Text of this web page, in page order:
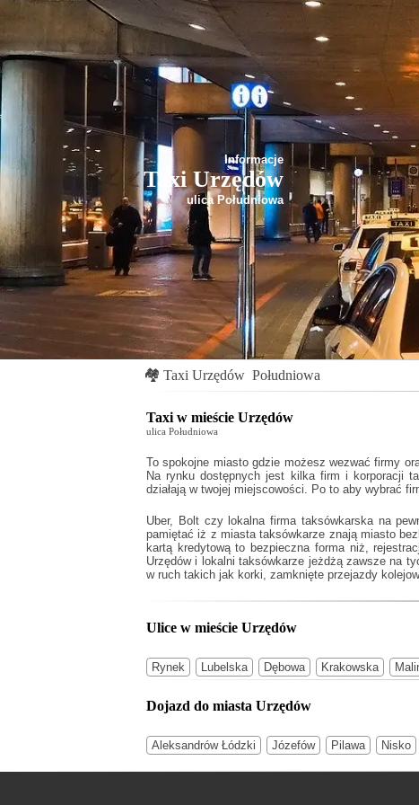
Informacje
Taxi Urzędów
ulica Południowa
🏘 Taxi Urzędów Południowa
Taxi w mieście Urzędów
ulica Południowa
To spokojne miasto gdzie możesz wezwać firmy
Na rynku dostępnych jest kilka firm i korporacji
działają w twojej miejscowości. Po to aby wybrać
Uber, Bolt czy lokalna firma taksówkarska na
pamiętać iż z miasta taksówkarze znają miasto
kartą kredytową to bezpieczna forma niż,
Urzędówi lokalni taksówkarze jeżdżą zawsze na
w ruch takich jak korki, zamknięte przejazdy
Ulice w mieście Urzędów
Rynek Lubelska Dębowa Krakowska
Dojazd do miasta Urzędów
Aleksandrów Łódzki Józefów Pilawa Nisko